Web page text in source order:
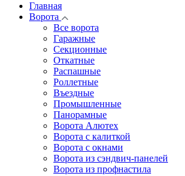
Главная
Ворота
Все ворота
Гаражные
Секционные
Откатные
Распашные
Роллетные
Въездные
Промышленные
Панорамные
Ворота Алютех
Ворота с калиткой
Ворота c окнами
Ворота из сэндвич-панелей
Ворота из профнастила